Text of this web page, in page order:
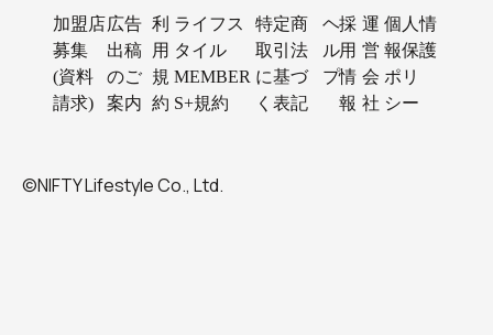
加盟店
募集
(資料
請求)
広告
出稿
のご
案内
利
用
規
約
ライフス
タイル
MEMBER
S+規約
特定商
取引法
に基づ
く表記
ヘ
ル
プ
採
用
情
報
運
営
会
社
個人情
報保護
ポリ
シー
©NIFTY Lifestyle Co., Ltd.